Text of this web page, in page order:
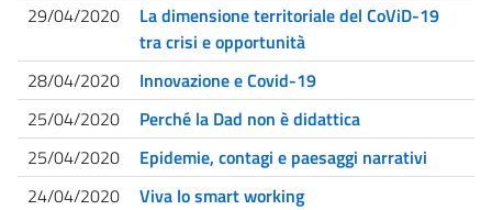
29/04/2020
La dimensione territoriale del CoViD-19
tra crisi e opportunità
28/04/2020
Innovazione e Covid-19
25/04/2020
Perché la Dad non è didattica
25/04/2020
Epidemie, contagi e paesaggi narrativi
24/04/2020
Viva lo smart working